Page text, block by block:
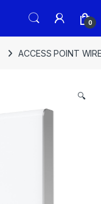
0
ACCESS POINT
🔍